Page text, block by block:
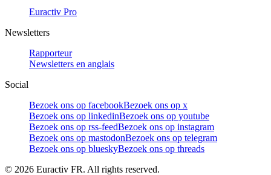
Euractiv Pro
Newsletters
Rapporteur
Newsletters en anglais
Social
Bezoek ons op facebookBezoek ons op x
Bezoek ons op linkedinBezoek ons op youtube
Bezoek ons op rss-feedBezoek ons op instagram
Bezoek ons op mastodonBezoek ons op telegram
Bezoek ons op blueskyBezoek ons op threads
© 2026 Euractiv FR. All rights reserved.